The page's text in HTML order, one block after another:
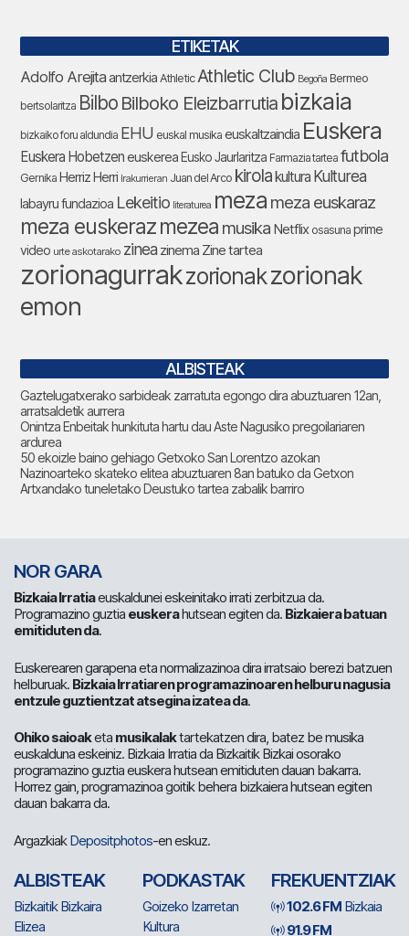
ETIKETAK
Adolfo Arejitaantzerkia Athletic Athletic Club Begoña Bermeo
bertsolaritza Bilbo Bilboko Eleizbarrutia bizkaia
bizkaiko foru aldundia EHU euskal musika euskaltzaindia Euskera
Euskera Hobetzeneuskerea Eusko Jaurlaritza Farmazia tartea futbola
Gernika Herriz Herri Irakurrieran Juan del Arco kirolakultura Kulturea
labayru fundazioa Lekeitio literaturea meza meza euskaraz
meza euskerazmezea musika Netflix osasuna prime
video urte askotarako zinea zinema Zine tartea
zorionagurrakzorionakzorionak
emon
ALBISTEAK
Gaztelugatxerako sarbideak zarratuta egongo dira abuztuaren 12an,
arratsaldetik aurrera
Onintza Enbeitak hunkituta hartu dau Aste Nagusiko pregoilariaren
ardurea
50 ekoizle baino gehiago Getxoko San Lorentzo azokan
Nazinoarteko skateko elitea abuztuaren 8an batuko da Getxon
Artxandako tuneletako Deustuko tartea zabalik barriro
NOR GARA
Bizkaia Irratiaeuskaldunei eskeinitako irrati zerbitzua da.
Programazino guztia euskerahutsean egiten da. Bizkaiera batuan
emitiduten da.
Euskerearen garapena eta normalizazinoa dira irratsaio berezi batzuen
helburuak. Bizkaia Irratiaren programazinoaren helburu nagusia
entzule guztientzat atsegina izatea da.
Ohiko saioaketa musikalaktartekatzen dira, batez be musika
euskalduna eskeiniz. Bizkaia Irratia da Bizkaitik Bizkai osorako
programazino guztia euskera hutsean emitiduten dauan bakarra.
Horrez gain, programazinoa goitik behera bizkaiera hutsean egiten
dauan bakarra da.
ArgazkiakDepositphotos-en eskuz.
ALBISTEAK
Bizkaitik Bizkaira
Elizea
PODKASTAK
Goizeko Izarretan
Kultura
FREKUENTZIAK
102.6 FM Bizkaia
91.9 FM